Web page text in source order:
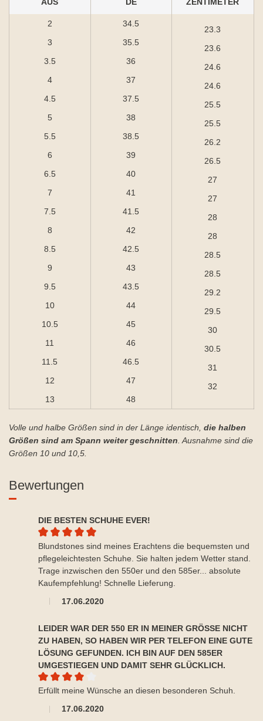
2
3
3.5
4
4.5
5
5.5
6
6.5
7
7.5
8
8.5
9
9.5
10
10.5
11
11.5
12
13
34.5
35.5
36
37
37.5
38
38.5
39
40
41
41.5
42
42.5
43
43.5
44
45
46
46.5
47
48
23.3
23.6
24.6
24.6
25.5
25.5
26.2
26.5
27
27
28
28
28.5
28.5
29.2
29.5
30
30.5
31
32
Volle und halbe Größen sind in der Länge identisch, die halben
Größen sind am Spann weiter geschnitten . Ausnahme sind die
Größen 10 und 10,5.
Bewertungen
DIE BESTEN SCHUHE EVER!
Durchschnittliche Bewertung von 5 von 5 Sternen
17.06.2020
Blundstones sind meines Erachtens die bequemsten und
pflegeleichtesten Schuhe. Sie halten jedem Wetter stand.
Trage inzwischen den 550er und den 585er... absolute
Kaufempfehlung! Schnelle Lieferung.
LEIDER WAR DER 550 ER IN MEINER GRÖSSE NICHT Z
U HABEN, SO HABEN WIR PER TELEFON EINE GUTE L
ÖSUNG GEFUNDEN. ICH BIN AUF DEN 585ER U
MGESTIEGEN UND DAMIT SEHR GLÜCKLICH.
Durchschnittliche Bewertung von 4 von 5 Sternen
17.06.2020
Erfüllt meine Wünsche an diesen besonderen Schuh.